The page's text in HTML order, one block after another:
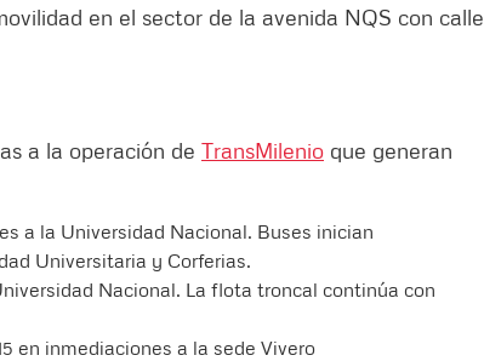
en el sector de la avenida NQS con calle
a la operación de TransMilenio que generan
a la Universidad Nacional. Buses inician
Universitaria y Corferias.
Nacional. La flota troncal continúa con
en inmediaciones a la sede Vivero